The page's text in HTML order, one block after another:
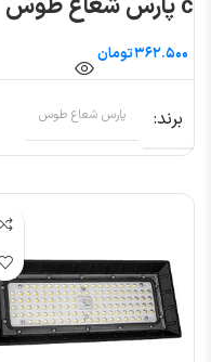
تومان
برند پارس شعاع طوس